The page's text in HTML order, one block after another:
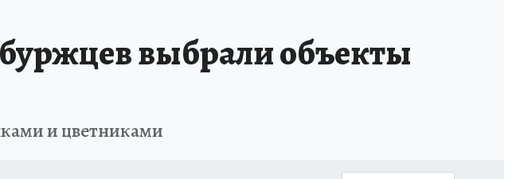
выбрали объекты
и цветниками